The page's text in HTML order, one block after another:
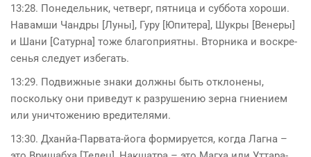
13:28. Понедельник, четверг, пятница и суббота хороши.
Навамши Чандры [Луны], Гуру [Юпитера], Шукры [Венеры]
и Шани [Сатурна] тоже благоприятны. Вторника и воскре­
сенья следует избегать.
13:29. Подвижные знаки должны быть отклонены,
поскольку они приведут к разрушению зерна гниением
или уничтожению вредителями.
13:30. Дханйа-Парвата-йога формируется, когда Лагна –